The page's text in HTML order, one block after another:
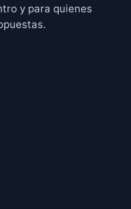
y para quienes